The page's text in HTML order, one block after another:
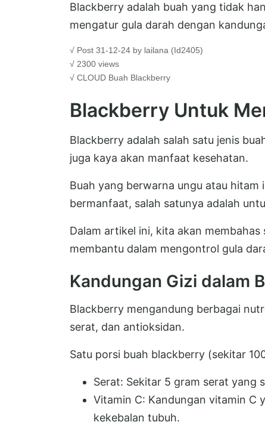
Blackberry adalah buah yang tidak
mengatur gula darah dengan
√ Post 31-12-24 by lailana (Id2405)
√ 2300 views
√ CLOUD Buah Blackberry
Blackberry Untuk
Blackberry adalah salah satu jenis
juga kaya akan manfaat kesehatan.
Buah yang berwarna ungu atau
bermanfaat, salah satunya adalah
Dalam artikel ini, kita akan
membantu dalam mengontrol gula
Kandungan Gizi dalam
Blackberry mengandung berbagai
serat, dan antioksidan.
Satu porsi buah blackberry (sekitar
Serat: Sekitar 5 gram serat yang
Vitamin C: Kandungan vitamin C
kekebalan tubuh.